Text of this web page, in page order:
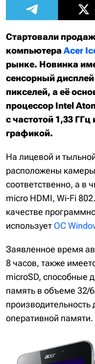
Стартовали
компьютера Acer
рынке. Новинка
сенсорный
пикселей, а её
процессор Intel
с частотой 1,33
графикой.
На лицевой и
расположены
соответственно, а в
micro HDMI, Wi-Fi
качестве
использует ОС
Заявленное время
8 часов, также
microSD, способные
память в объеме 32/
оперативной памяти.